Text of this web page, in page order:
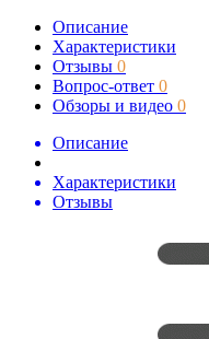
Описание
Характеристики
Отзывы 0
Вопрос-ответ 0
Обзоры и видео 0
Описание
Характеристики
Отзывы